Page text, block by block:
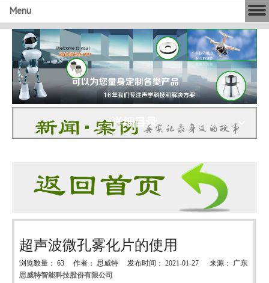
Menu
详细目录
超声波微孔雾化片的使用
浏览数量： 63 作者： 思威特 发布时间： 2021-01-27 来源： 广东
思威特智能科技股份有限公司